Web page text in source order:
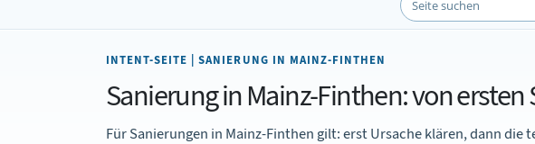
INTENT-SEITE | SANIERUNG IN MAINZ-FINTHEN
Sanierung in Mainz-Finthen: von
Für Sanierungen in Mainz-Finthen gilt: erst Ursache klären, dann die